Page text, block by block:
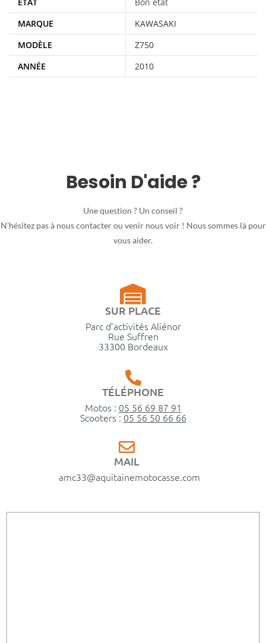
MARQUE
KAWASAKI
MODÈLE
Z750
ANNÉE
2010
Besoin D'aide ?
Une question ? Un conseil ?
N’hésitez pas à nous contacter ou venir nous voir ! Nous sommes là pour
vous aider.
SUR PLACE
Parc d’activités Aliénor
Rue Suffren
33300 Bordeaux
TÉLÉPHONE
Motos : 05 56 69 87 91
Scooters : 05 56 50 66 66
MAIL
amc33@aquitainemotocasse.com